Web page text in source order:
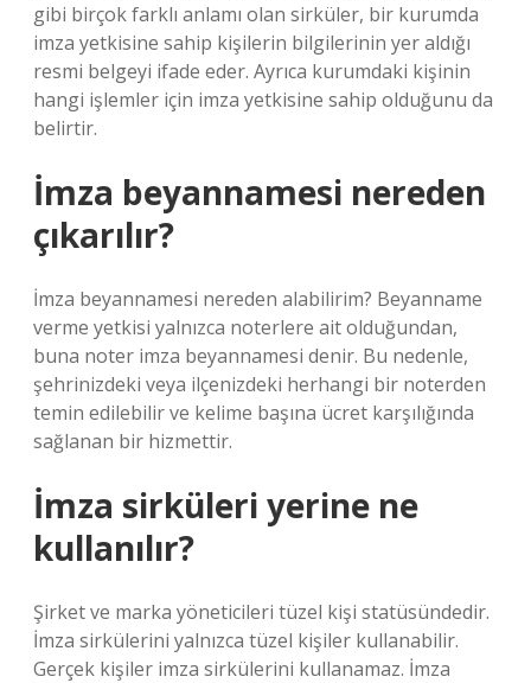
gibi birçok farklı anlamı olan sirküler, bir kurumda
imza yetkisine sahip kişilerin bilgilerinin yer aldığı
resmi belgeyi ifade eder. Ayrıca kurumdaki kişinin
hangi işlemler için imza yetkisine sahip olduğunu da
belirtir.
İmza beyannamesi nereden
çıkarılır?
İmza beyannamesi nereden alabilirim? Beyanname
verme yetkisi yalnızca noterlere ait olduğundan,
buna noter imza beyannamesi denir. Bu nedenle,
şehrinizdeki veya ilçenizdeki herhangi bir noterden
temin edilebilir ve kelime başına ücret karşılığında
sağlanan bir hizmettir.
İmza sirküleri yerine ne
kullanılır?
Şirket ve marka yöneticileri tüzel kişi statüsündedir.
İmza sirkülerini yalnızca tüzel kişiler kullanabilir.
Gerçek kişiler imza sirkülerini kullanamaz. İmza